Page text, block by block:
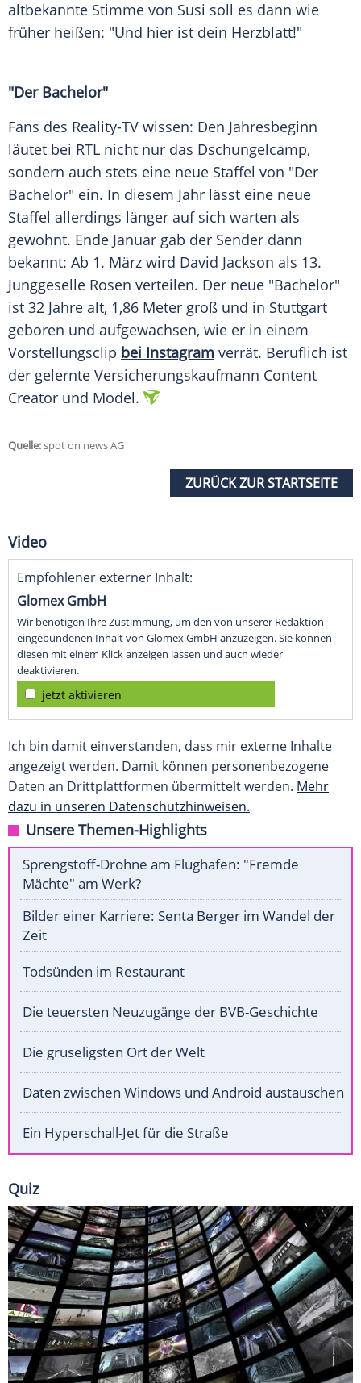
altbekannte Stimme von Susi soll es dann wie
früher heißen: "Und hier ist dein Herzblatt!"
"Der Bachelor"
Fans des Reality-TV wissen: Den Jahresbeginn
läutet bei RTL nicht nur das Dschungelcamp,
sondern auch stets eine neue Staffel von "Der
Bachelor" ein. In diesem Jahr lässt eine neue
Staffel allerdings länger auf sich warten als
gewohnt. Ende Januar gab der Sender dann
bekannt: Ab 1. März wird David Jackson als 13.
Junggeselle Rosen verteilen. Der neue "Bachelor"
ist 32 Jahre alt, 1,86 Meter groß und in Stuttgart
geboren und aufgewachsen, wie er in einem
Vorstellungsclip bei Instagram verrät. Beruflich ist
der gelernte Versicherungskaufmann Content
Creator und Model.
Quelle:spot on news AG
ZURÜCK ZUR STARTSEITE
Video
Empfohlener externer Inhalt:
Glomex GmbH
Wir benötigen Ihre Zustimmung, um den von unserer Redaktion
eingebundenen Inhalt von Glomex GmbH anzuzeigen. Sie können
diesen mit einem Klick anzeigen lassen und auch wieder
deaktivieren.
jetzt aktivieren
Ich bin damit einverstanden, dass mir externe Inhalte
angezeigt werden. Damit können personenbezogene
Daten an Drittplattformen übermittelt werden. Mehr
dazu in unseren Datenschutzhinweisen.
Unsere Themen-Highlights
Sprengstoff-Drohne am Flughafen: "Fremde
Mächte" am Werk?
Bilder einer Karriere: Senta Berger im Wandel der
Zeit
Todsünden im Restaurant
Die teuersten Neuzugänge der BVB-Geschichte
Die gruseligsten Ort der Welt
Daten zwischen Windows und Android austauschen
Ein Hyperschall-Jet für die Straße
Quiz